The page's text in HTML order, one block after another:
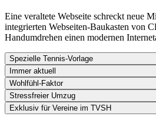
Eine veraltete Webseite schreckt neue
integrierten Webseiten-Baukasten von
Handumdrehen einen modernen
Spezielle Tennis-Vorlage
Immer aktuell
Wohlfühl-Faktor
Stressfreier Umzug
Exklusiv für Vereine im TVSH